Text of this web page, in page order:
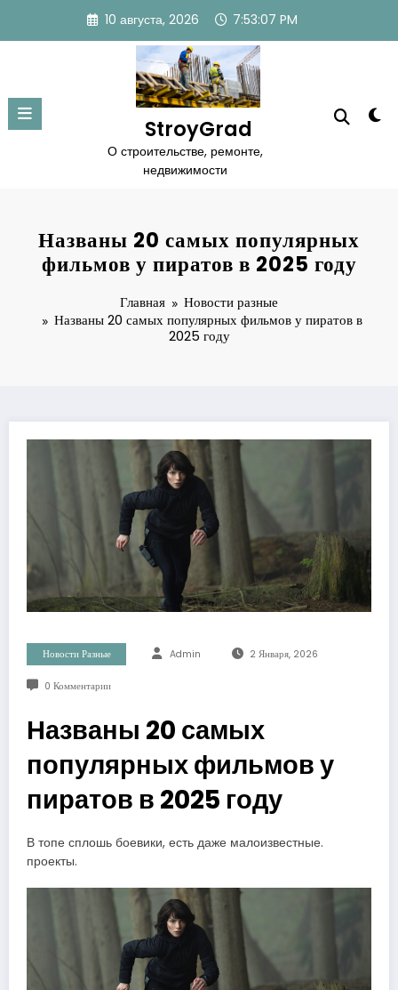
содержимому
10 августа, 2026 7:53:08 PM
StroyGrad
О строительстве, ремонте,
недвижимости
Названы 20 самых популярных
фильмов у пиратов в 2025 году
Главная
Новости разные
Названы 20 самых популярных фильмов у пиратов в
2025 году
Новости Разные Admin 2 Января, 2026
0 Комментарии
Названы 20 самых
популярных фильмов у
пиратов в 2025 году
В топе сплошь боевики, есть даже малоизвестные.
проекты.